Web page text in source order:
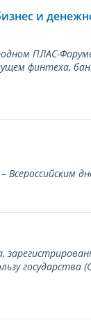
и
ПЛАС-
финтеха,
государства